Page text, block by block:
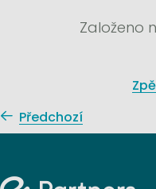
Založeno
Předchozí